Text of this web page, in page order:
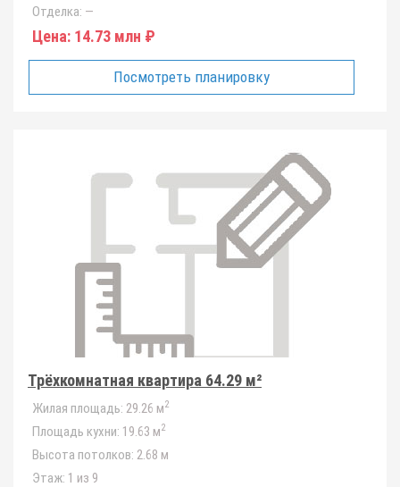
Отделка: —
Цена: 14.73 млн ₽
Посмотреть планировку
Трёхкомнатная квартира 64.29 м²
Жилая площадь: 29.26 м2
Площадь кухни: 19.63 м2
Высота потолков: 2.68 м
Этаж: 1 из 9